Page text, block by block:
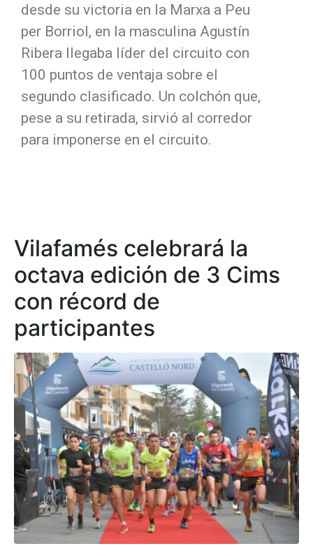
desde su victoria en la Marxa a Peu
per Borriol, en la masculina Agustín
Ribera llegaba líder del circuito con
100 puntos de ventaja sobre el
segundo clasificado. Un colchón que,
pese a su retirada, sirvió al corredor
para imponerse en el circuito.
Vilafamés celebrará la
octava edición de 3 Cims
con récord de
participantes